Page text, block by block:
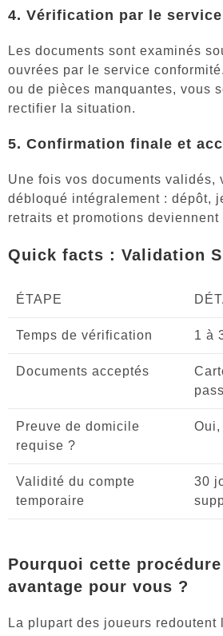
4. Vérification par le
Les documents sont examinés
ouvrées par le service
ou de pièces manquantes, vous
rectifier la situation.
5. Confirmation finale et
Une fois vos documents validés,
débloqué intégralement : dépôt,
retraits et promotions deviennent
Quick facts : Validation
ÉTAPE
Temps de vérification 1 à
Documents acceptés
Preuve de domicile
requise ?
Validité du compte
temporaire
30
Pourquoi cette
avantage pour vous ?
La plupart des joueurs